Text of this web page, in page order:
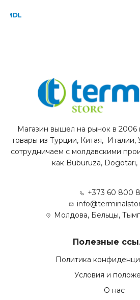
MDL
Магазин вышел на рынок в 2006
товары из Турции, Китая, Италии,
сотрудничаем с молдавскими
как Buburuza, Dogotari,
+373 60 800
Молдова, Бельцы,
Полезные
Политика
Условия и
О нас